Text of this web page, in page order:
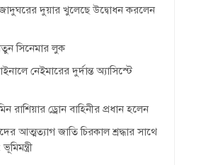
দুয়ার খুলেছে উদ্বোধন করলেন
সিনেমার লুক
নেইমারের দুর্দান্ত অ্যাসিস্টে
রাশিয়ার ড্রোন বাহিনীর প্রধান হলেন
আত্মত্যাগ জাতি চিরকাল শ্রদ্ধার সাথে